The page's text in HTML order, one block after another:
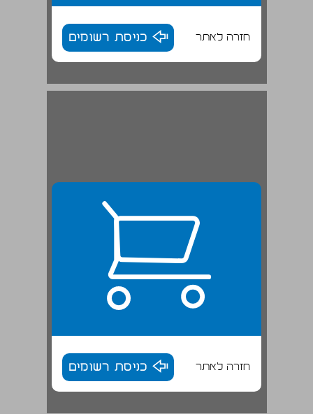
חזרה לאתר כניסת רשומים
חזרה לאתר כניסת רשומים